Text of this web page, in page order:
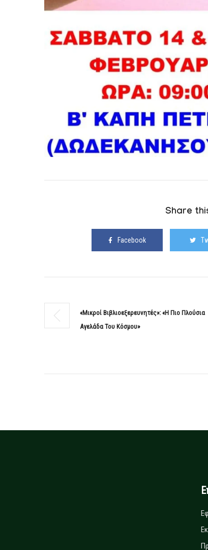
Share
Facebook
«Μικροί Βιβλιοεξερευνητές»: «Η Πιο Πλούσια
Αγελάδα Του Κόσμου»